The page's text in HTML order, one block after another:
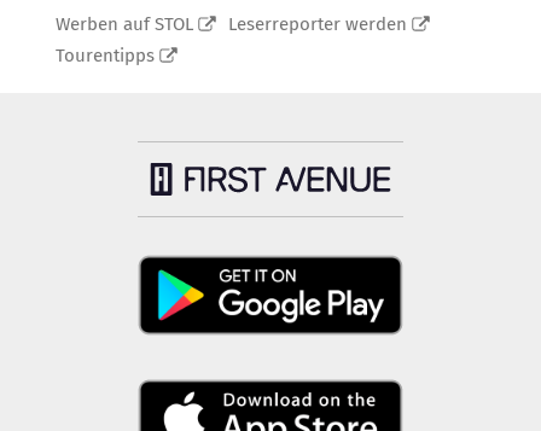
Werben auf STOL
Leserreporter werden
Tourentipps